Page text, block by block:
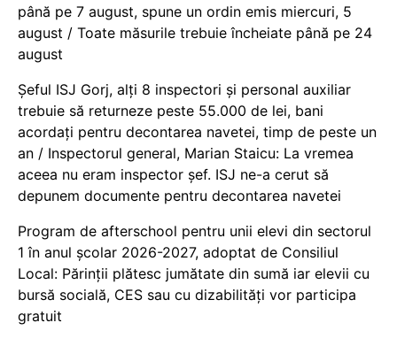
până pe 7 august, spune un ordin emis miercuri, 5
august / Toate măsurile trebuie încheiate până pe 24
august
Șeful ISJ Gorj, alți 8 inspectori și personal auxiliar
trebuie să returneze peste 55.000 de lei, bani
acordați pentru decontarea navetei, timp de peste un
an / Inspectorul general, Marian Staicu: La vremea
aceea nu eram inspector șef. ISJ ne-a cerut să
depunem documente pentru decontarea navetei
Program de afterschool pentru unii elevi din sectorul
1 în anul școlar 2026-2027, adoptat de Consiliul
Local: Părinții plătesc jumătate din sumă iar elevii cu
bursă socială, CES sau cu dizabilităţi vor participa
gratuit